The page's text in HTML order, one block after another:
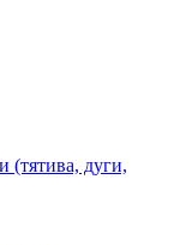
(тятива, дуги,